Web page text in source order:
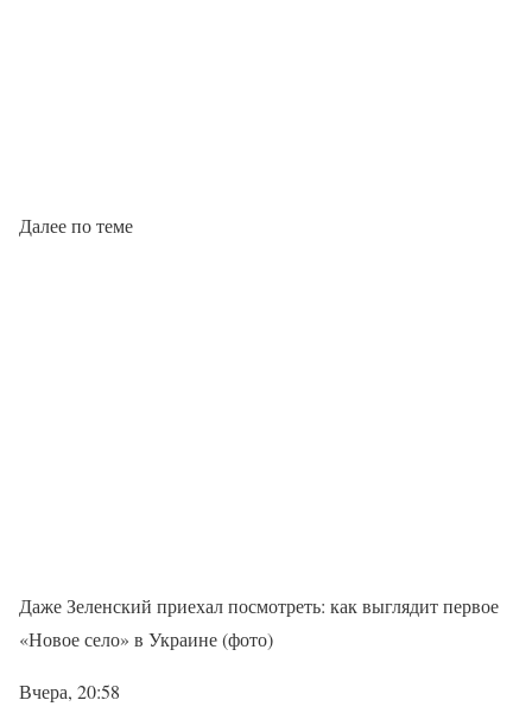
Далее по теме
Даже Зеленский приехал посмотреть: как выглядит первое
«Новое село» в Украине (фото)
Вчера, 20:58